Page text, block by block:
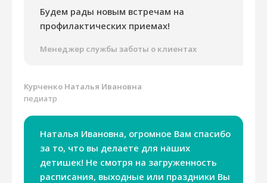
Будем рады новым встречам на
профилактических приемах!
Менеджер службы заботы о клиентах
Курченко Наталья Ивановна
педиатр
Наталья Ивановна, огромное Вам спасибо
за то, что вы делаете для наших
детишек! Не смотря на загруженность
расписания, выходные или праздники Вы